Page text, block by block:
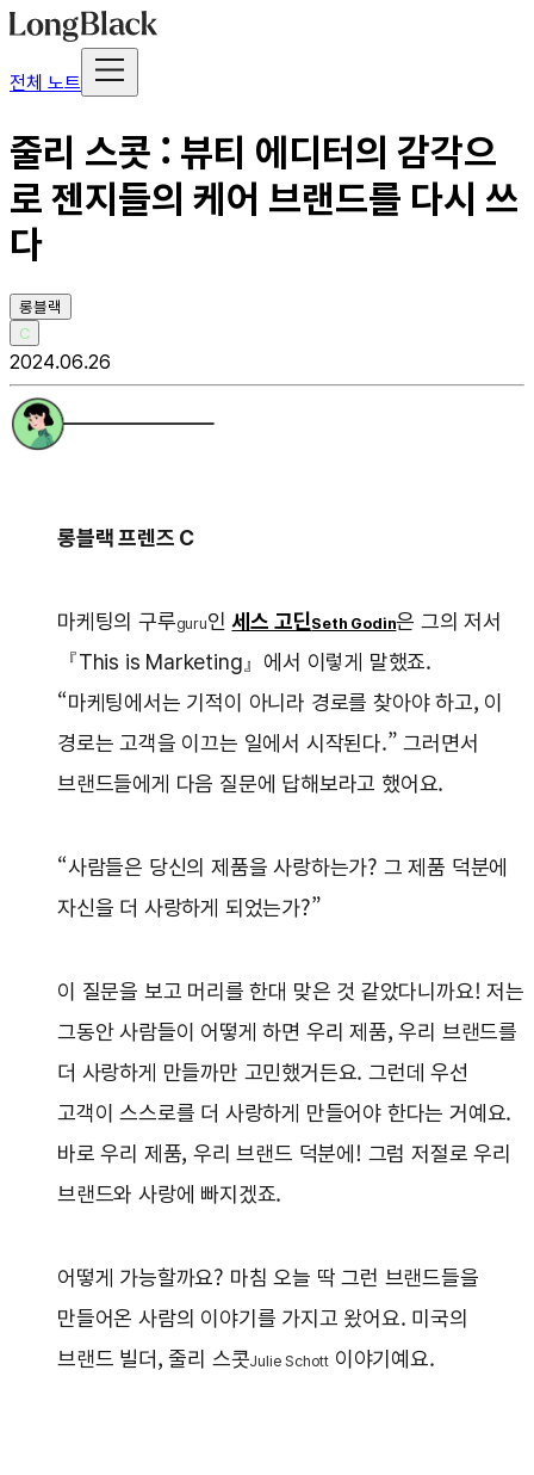
전체 노트
줄리 스콧 : 뷰티 에디터의 감각으
로 젠지들의 케어 브랜드를 다시 쓰
다
롱블랙
C
2024.06.26
롱블랙 프렌즈 C
마케팅의 구루guru인세스 고딘Seth Godin은 그의 저서
『This is Marketing』에서 이렇게 말했죠.
“마케팅에서는 기적이 아니라 경로를 찾아야 하고, 이
경로는 고객을 이끄는 일에서 시작된다.” 그러면서
브랜드들에게 다음 질문에 답해보라고 했어요.
“사람들은 당신의 제품을 사랑하는가? 그 제품 덕분에
자신을 더 사랑하게 되었는가?”
이 질문을 보고 머리를 한대 맞은 것 같았다니까요! 저는
그동안 사람들이 어떻게 하면 우리 제품, 우리 브랜드를
더 사랑하게 만들까만 고민했거든요. 그런데 우선
고객이 스스로를 더 사랑하게 만들어야 한다는 거예요.
바로 우리 제품, 우리 브랜드 덕분에! 그럼 저절로 우리
브랜드와 사랑에 빠지겠죠.
어떻게 가능할까요? 마침 오늘 딱 그런 브랜드들을
만들어온 사람의 이야기를 가지고 왔어요. 미국의
브랜드 빌더, 줄리 스콧Julie Schott 이야기예요.